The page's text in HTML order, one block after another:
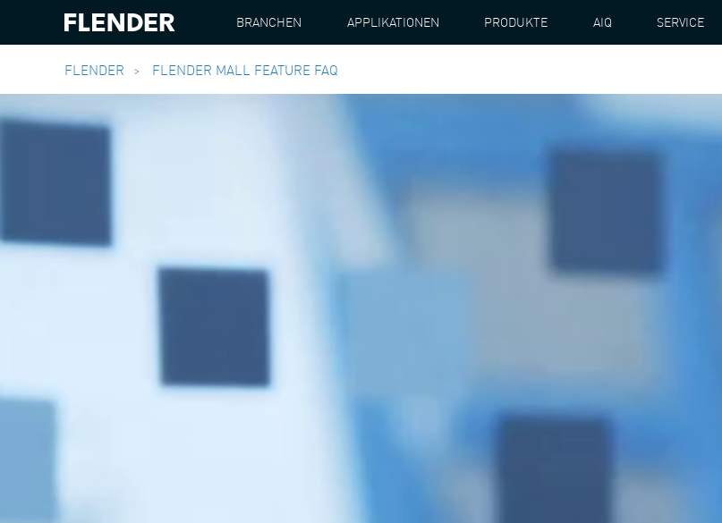
BRANCHEN APPLIKATIONEN PRODUKTE AIQ SERVICE
FLENDER FLENDER MALL FEATURE FAQ